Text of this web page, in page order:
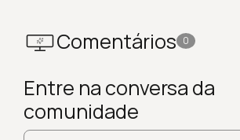
Comentários 0
Entre na conversa da
comunidade